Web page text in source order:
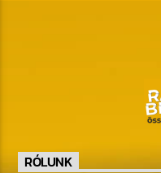
RÓLUNK